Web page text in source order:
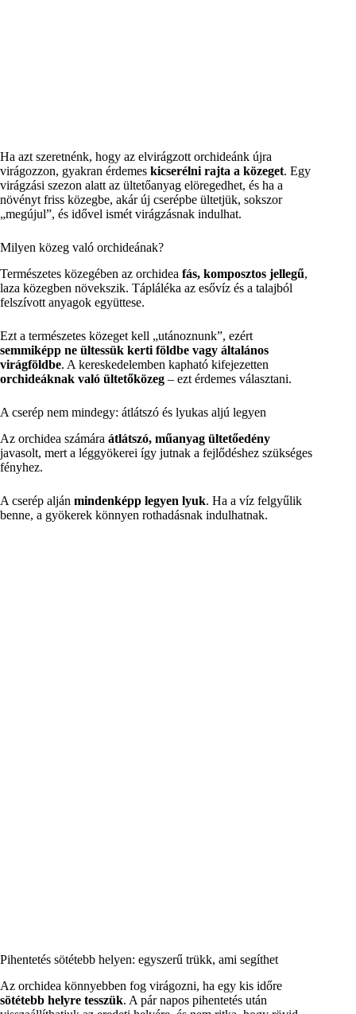
Ha azt szeretnénk, hogy az elvirágzott orchideánk újra
virágozzon, gyakran érdemes kicserélni rajta a közeget. Egy
virágzási szezon alatt az ültetőanyag elöregedhet, és ha a
növényt friss közegbe, akár új cserépbe ültetjük, sokszor
„megújul”, és idővel ismét virágzásnak indulhat.
Milyen közeg való orchideának?
Természetes közegében az orchidea fás, komposztos jellegű,
laza közegben növekszik. Tápláléka az esővíz és a talajból
felszívott anyagok együttese.
Ezt a természetes közeget kell „utánoznunk”, ezért
semmiképp ne ültessük kerti földbe vagy általános
virágföldbe. A kereskedelemben kapható kifejezetten
orchideáknak való ültetőközeg – ezt érdemes választani.
A cserép nem mindegy: átlátszó és lyukas aljú legyen
Az orchidea számára átlátszó, műanyag ültetőedény
javasolt, mert a léggyökerei így jutnak a fejlődéshez szükséges
fényhez.
A cserép alján mindenképp legyen lyuk. Ha a víz felgyűlik
benne, a gyökerek könnyen rothadásnak indulhatnak.
Pihentetés sötétebb helyen: egyszerű trükk, ami segíthet
Az orchidea könnyebben fog virágozni, ha egy kis időre
sötétebb helyre tesszük. A pár napos pihentetés után